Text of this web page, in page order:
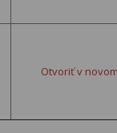
Otvoriť v